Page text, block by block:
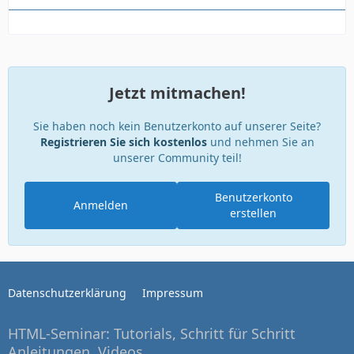
Jetzt mitmachen!
Sie haben noch kein Benutzerkonto auf unserer Seite?
Registrieren Sie sich kostenlosund nehmen Sie an
unserer Community teil!
Benutzerkonto
erstellen
Anmelden
Datenschutzerklärung Impressum
HTML-Seminar: Tutorials, Schritt für Schritt